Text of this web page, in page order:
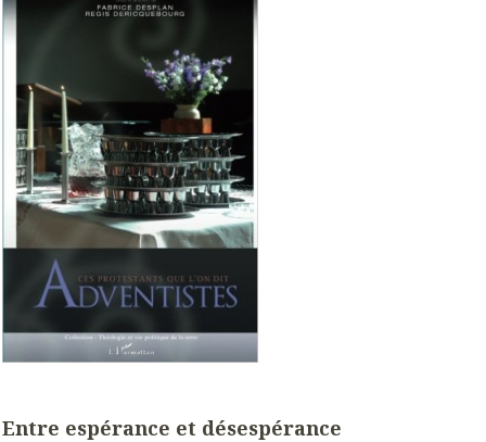
Entre espérance et désespérance